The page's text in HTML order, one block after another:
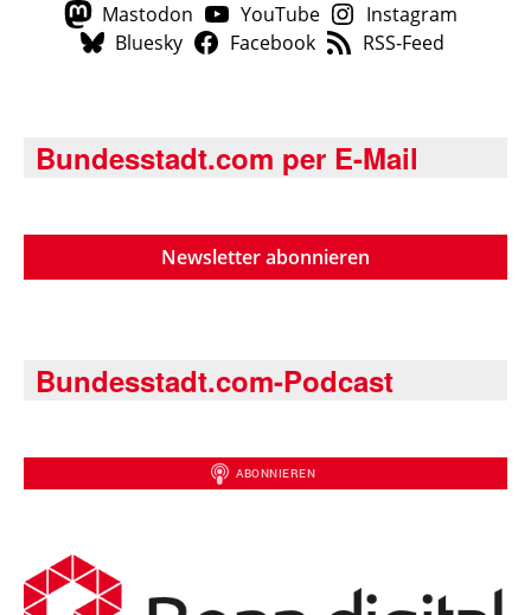
Mastodon YouTube
Instagram
Bluesky
Facebook RSS-Feed
Bundesstadt.com per E-Mail
Newsletter abonnieren
Bundesstadt.com-Podcast